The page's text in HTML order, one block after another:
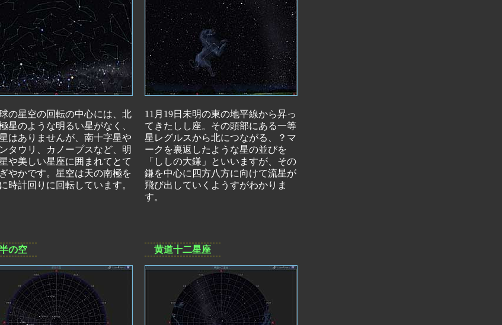
の星空の回転の中心には、北
星のような明るい星がなく、
はありませんが、南十字星や
タウリ、カノープスなど、明
や美しい星座に囲まれてとて
やかです。星空は天の南極を
時計回りに回転しています。
11月19日未明の東の地平線から昇っ
てきたしし座。その頭部にある一等
星レグルスから北につながる、？マ
ークを裏返したような星の並びを
「ししの大鎌」といいますが、その
鎌を中心に四方八方に向けて流星が
飛び出していくようすがわかりま
す。
の空 黄道十二星座